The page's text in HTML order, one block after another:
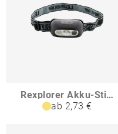
Rexplorer Akku-Stirnlampe
ab 2,73 €